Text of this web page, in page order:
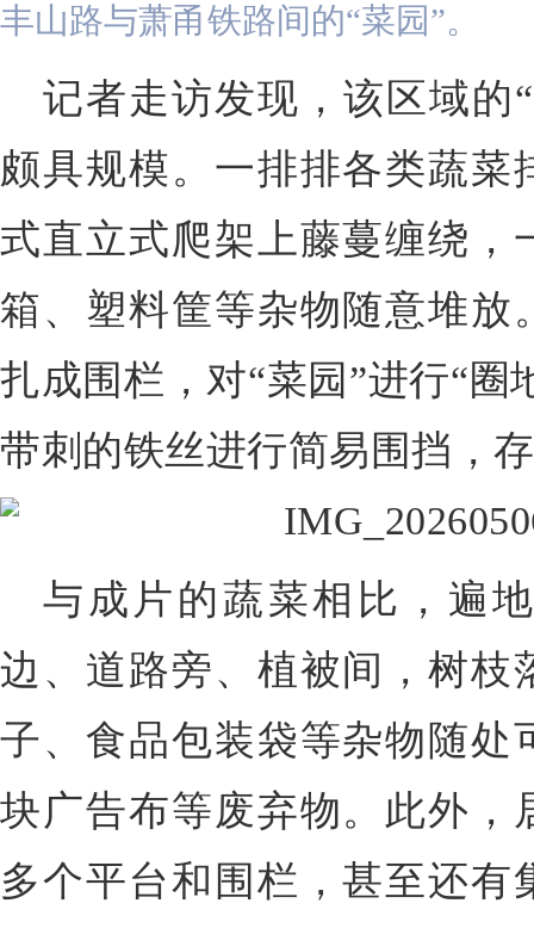
丰山路与萧甬铁路间的“菜园”。
记者走访发现，该区域的
颇具规模。一排排各类蔬菜
式直立式爬架上藤蔓缠绕，
箱、塑料筐等杂物随意堆放
扎成围栏，对“菜园”进行“圈
带刺的铁丝进行简易围挡，
与成片的蔬菜相比，遍
边、道路旁、植被间，树枝
子、食品包装袋等杂物随处
块广告布等废弃物。此外，
多个平台和围栏，甚至还有